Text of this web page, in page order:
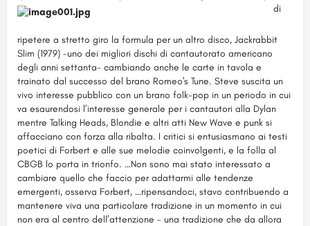
di
ripetere a stretto giro la formula per un altro disco, Jackrabbit
Slim (1979) -uno dei migliori dischi di cantautorato americano
degli anni settanta- cambiando anche le carte in tavola e
trainato dal successo del brano Romeo's Tune. Steve suscita un
vivo interesse pubblico con un brano folk-pop in un periodo in cui
va esaurendosi l’interesse generale per i cantautori alla Dylan
mentre Talking Heads, Blondie e altri atti New Wave e punk si
affacciano con forza alla ribalta. I critici si entusiasmano ai testi
poetici di Forbert e alle sue melodie coinvolgenti, e la folla al
CBGB lo porta in trionfo. …Non sono mai stato interessato a
cambiare quello che faccio per adattarmi alle tendenze
emergenti, osserva Forbert, …ripensandoci, stavo contribuendo a
mantenere viva una particolare tradizione in un momento in cui
non era al centro dell’attenzione - una tradizione che da allora